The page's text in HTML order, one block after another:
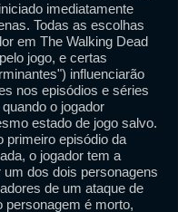
imediatamente
Todas as escolhas
em The Walking Dead
jogo, e certas
influenciarão
nos episódios e séries
o jogador
estado de jogo salvo.
primeiro episódio da
o jogador tem a
dos dois personagens
de um ataque de
personagem é morto,